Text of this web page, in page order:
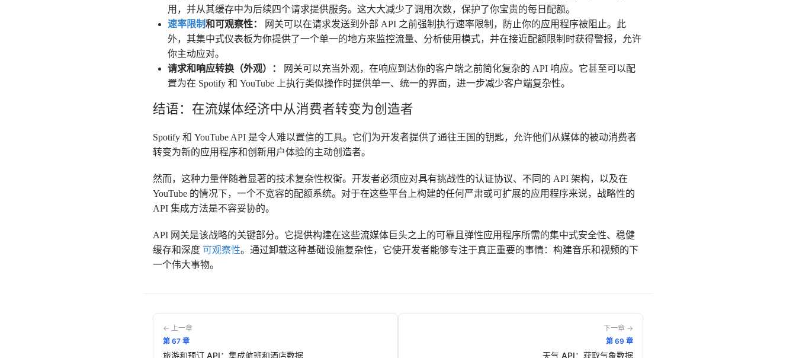
用，并从其缓存中为后续四个请求提供服务。这大大减少了调用次数，保护了你宝贵的每日配额。
速率限制和可观察性：
网关可以在请求发送到外部 API 之前强制执行速率限制，防止你的应用程序被阻止。此
外，其集中式仪表板为你提供了一个单一的地方来监控流量、分析使用模式，并在接近配额限制时获得警报，允许
你主动应对。
请求和响应转换（外观）：
网关可以充当外观，在响应到达你的客户端之前简化复杂的 API 响应。它甚至可以配
置为在 Spotify 和 YouTube 上执行类似操作时提供单一、统一的界面，进一步减少客户端复杂性。
结语：在流媒体经济中从消费者转变为创造者
Spotify 和 YouTube API 是令人难以置信的工具。它们为开发者提供了通往王国的钥匙，允许他们从媒体的被动消费者
转变为新的应用程序和创新用户体验的主动创造者。
然而，这种力量伴随着显著的技术复杂性权衡。开发者必须应对具有挑战性的认证协议、不同的 API 架构，以及在
YouTube 的情况下，一个不宽容的配额系统。对于在这些平台上构建的任何严肃或可扩展的应用程序来说，战略性的
API 集成方法是不容妥协的。
API 网关是该战略的关键部分。它提供构建在这些流媒体巨头之上的可靠且弹性应用程序所需的集中式安全性、稳健
缓存和深度 可观察性。通过卸载这种基础设施复杂性，它使开发者能够专注于真正重要的事情：构建音乐和视频的下
一个伟大事物。
← 上一章
第 67 章
旅游和预订 API：集成航班和酒店数据
下一章 →
第 69 章
天气 API：获取气象数据